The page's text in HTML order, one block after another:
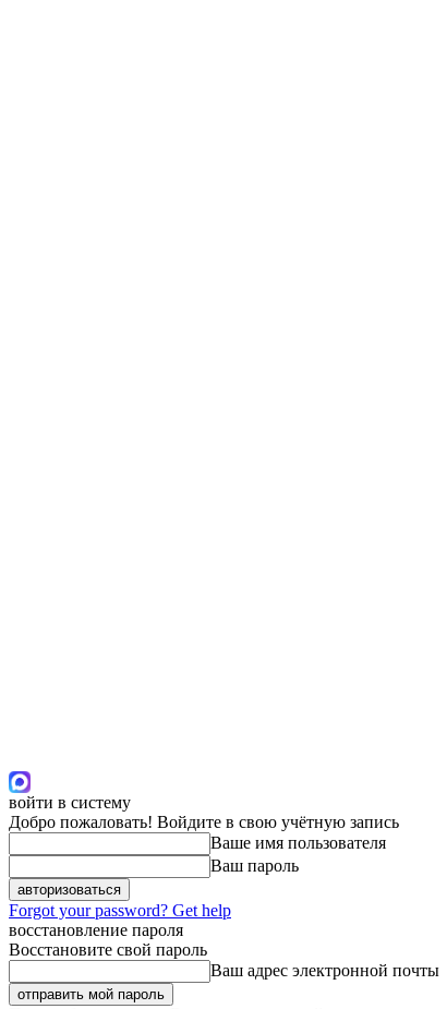
войти в систему
Добро пожаловать! Войдите в свою учётную запись
Ваше имя пользователя
Ваш пароль
Forgot your password? Get help
восстановление пароля
Восстановите свой пароль
Ваш адрес электронной почты